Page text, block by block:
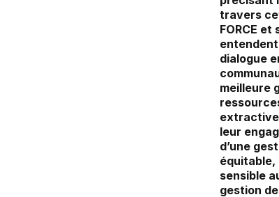
travers
FORCE
dialogue
meilleure
leur
d’une
équitable,
sensible
gestion